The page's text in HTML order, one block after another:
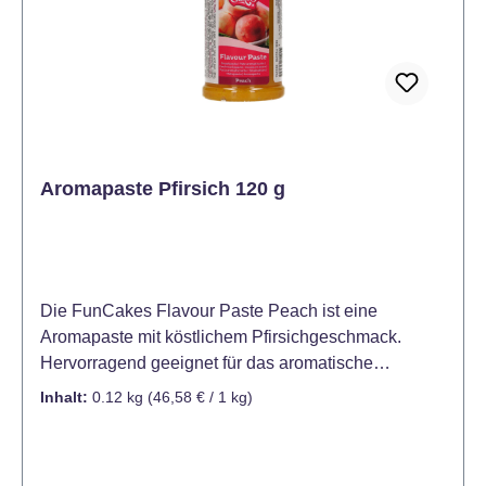
Aromapaste Pfirsich 120 g
Die FunCakes Flavour Paste Peach ist eine
Aromapaste mit köstlichem Pfirsichgeschmack.
Hervorragend geeignet für das aromatische
Verfeienern von Tortenfüllungen, Buttercremes,
Inhalt: 0.12 kg (46,58 € / 1 kg)